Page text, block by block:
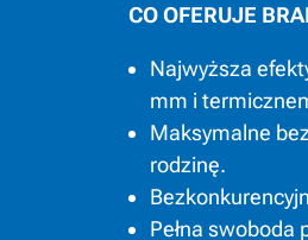
CO OFERUJE
Najwyższa
mm i
Maksymalne
rodzinę.
Pełna